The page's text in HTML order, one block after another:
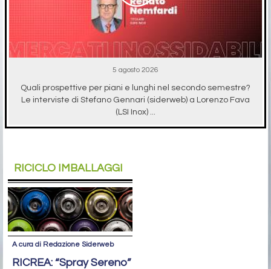
5 agosto 2026
Quali prospettive per piani e lunghi nel secondo semestre?
Le interviste di Stefano Gennari (siderweb) a Lorenzo Fava
(LSI Inox) ...
RICICLO IMBALLAGGI
A cura di Redazione Siderweb
RICREA: “Spray Sereno”